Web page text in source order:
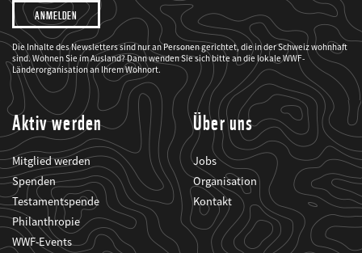
Ich
möchte,
dass
der
WWF
mich
über
seine
Projekte
informiert.
Die Inhalte des Newsletters sind nur an Personen gerichtet, die in der Schweiz wohnhaft
sind. Wohnen Sie im Ausland? Dann wenden Sie sich bitte an die lokale WWF-
Länderorganisation an Ihrem Wohnort.
Aktiv werden
Mitglied werden
Spenden
Testamentspende
Philanthropie
WWF-Events
Über uns
Jobs
Organisation
Kontakt